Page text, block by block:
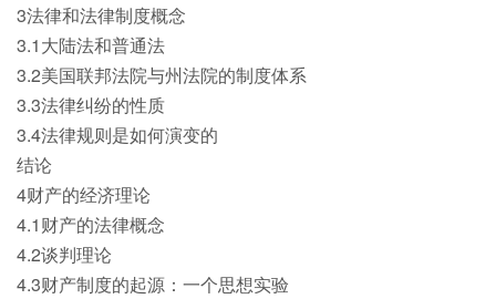
3法律和法律制度概念
3.1大陆法和普通法
3.2美国联邦法院与州法院的制度体系
3.3法律纠纷的性质
3.4法律规则是如何演变的
结论
4财产的经济理论
4.1财产的法律概念
4.2谈判理论
4.3财产制度的起源：一个思想实验